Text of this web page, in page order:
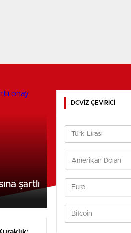
şartlı
DÖVİZ ÇEVİRİCİ